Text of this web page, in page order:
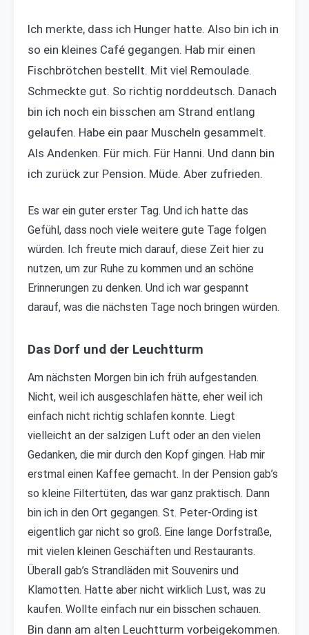
Ich merkte, dass ich Hunger hatte. Also bin ich in
so ein kleines Café gegangen. Hab mir einen
Fischbrötchen bestellt. Mit viel Remoulade.
Schmeckte gut. So richtig norddeutsch. Danach
bin ich noch ein bisschen am Strand entlang
gelaufen. Habe ein paar Muscheln gesammelt.
Als Andenken. Für mich. Für Hanni. Und dann bin
ich zurück zur Pension. Müde. Aber zufrieden.
Es war ein guter erster Tag. Und ich hatte das
Gefühl, dass noch viele weitere gute Tage folgen
würden. Ich freute mich darauf, diese Zeit hier zu
nutzen, um zur Ruhe zu kommen und an schöne
Erinnerungen zu denken. Und ich war gespannt
darauf, was die nächsten Tage noch bringen würden.
Das Dorf und der Leuchtturm
Am nächsten Morgen bin ich früh aufgestanden.
Nicht, weil ich ausgeschlafen hätte, eher weil ich
einfach nicht richtig schlafen konnte. Liegt
vielleicht an der salzigen Luft oder an den vielen
Gedanken, die mir durch den Kopf gingen. Hab mir
erstmal einen Kaffee gemacht. In der Pension gab’s
so kleine Filtertüten, das war ganz praktisch. Dann
bin ich in den Ort gegangen. St. Peter-Ording ist
eigentlich gar nicht so groß. Eine lange Dorfstraße,
mit vielen kleinen Geschäften und Restaurants.
Überall gab’s Strandläden mit Souvenirs und
Klamotten. Hatte aber nicht wirklich Lust, was zu
kaufen. Wollte einfach nur ein bisschen schauen.
Bin dann am alten Leuchtturm vorbeigekommen.